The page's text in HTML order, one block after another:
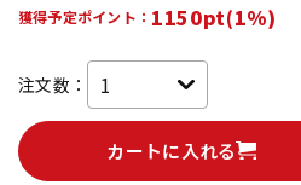
獲得予定ポイント： 1150pt(1%)
注文数：
カートに入れる